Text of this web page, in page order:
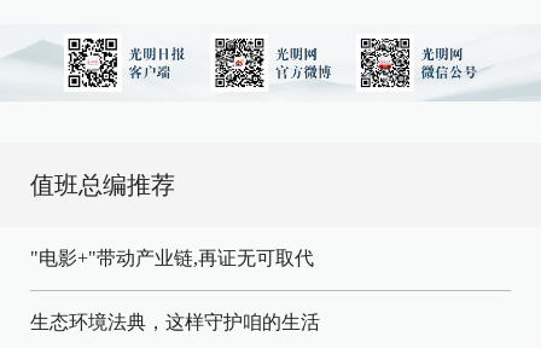
值班总编推荐
"电影+"带动产业链,再证无可取代
生态环境法典，这样守护咱的生活